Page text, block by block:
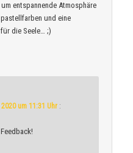
entspannende Atmosphäre
und eine
die Seele… ;)
um 11:31 Uhr :